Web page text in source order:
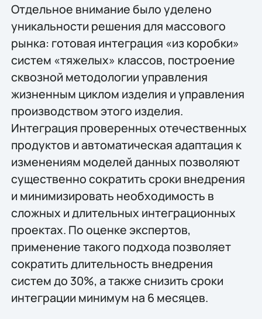
Отдельное внимание было уделено
уникальности решения для массового
рынка: готовая интеграция «из коробки»
систем «тяжелых» классов, построение
сквозной методологии управления
жизненным циклом изделия и управления
производством этого изделия.
Интеграция проверенных отечественных
продуктов и автоматическая адаптация к
изменениям моделей данных позволяют
существенно сократить сроки внедрения
и минимизировать необходимость в
сложных и длительных интеграционных
проектах. По оценке экспертов,
применение такого подхода позволяет
сократить длительность внедрения
систем до 30%, а также снизить сроки
интеграции минимум на 6 месяцев.